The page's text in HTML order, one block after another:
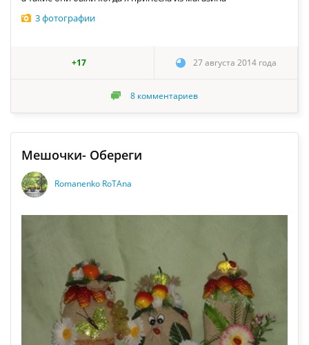
3 фотографии
+17 27 августа 2014 года
8 комментариев
Мешочки- Обереги
Romanenko RoTAna